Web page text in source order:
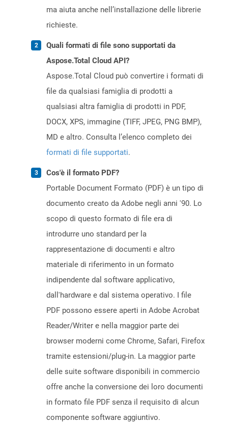
ma aiuta anche nell’installazione delle librerie
richieste.
Quali formati di file sono supportati da
Aspose.Total Cloud API?
Aspose.Total Cloud può convertire i formati di
file da qualsiasi famiglia di prodotti a
qualsiasi altra famiglia di prodotti in PDF,
DOCX, XPS, immagine (TIFF, JPEG, PNG BMP),
MD e altro. Consulta l’elenco completo dei
formati di file supportati.
Cos'è il formato PDF?
Portable Document Formato (PDF) è un tipo di
documento creato da Adobe negli anni '90. Lo
scopo di questo formato di file era di
introdurre uno standard per la
rappresentazione di documenti e altro
materiale di riferimento in un formato
indipendente dal software applicativo,
dall'hardware e dal sistema operativo. I file
PDF possono essere aperti in Adobe Acrobat
Reader/Writer e nella maggior parte dei
browser moderni come Chrome, Safari, Firefox
tramite estensioni/plug-in. La maggior parte
delle suite software disponibili in commercio
offre anche la conversione dei loro documenti
in formato file PDF senza il requisito di alcun
componente software aggiuntivo.